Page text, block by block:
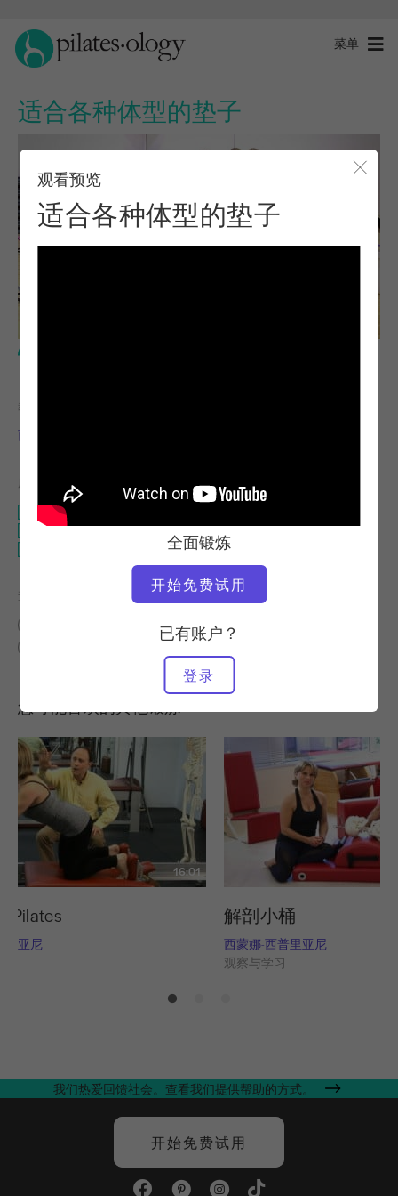
菜单
适合各种体型的垫子
观看预览
适合各种体型的垫子
全面锻炼
开始免费试用
已有账户？
登录
教师
西蒙娜-西普里亚尼
所需设备
垫子
带魔术圈的垫子
带手臂或腿部重量的垫子
查找类似课程
垫子
带魔术圈的垫子
您可能喜欢的其他锻炼
16:01
Pilates
里亚尼
解剖小桶
西蒙娜-西普里亚尼
观察与学习
我们热爱回馈社会。查看我们提供帮助的方式。
开始免费试用